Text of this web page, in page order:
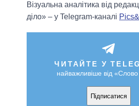
Візуальна аналітика від
діло» – у Telegram-каналі
ЧИТАЙТЕ У
найважливіше від «Слово
Підписатися